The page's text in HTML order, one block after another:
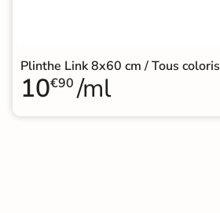
Plinthe Link 8x60 cm / Tous coloris
10€90 /ml